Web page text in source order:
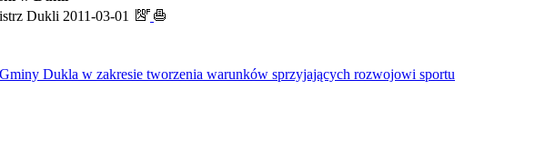
Dukli 2011-03-01
Dukla w zakresie tworzenia warunków sprzyjających rozwojowi sportu